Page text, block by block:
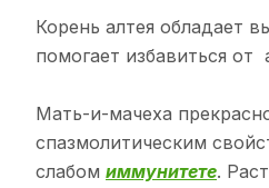
Корень алтея обладает
помогает избавиться
Мать-и-мачеха
спазмолитическим
слабом иммунитете.